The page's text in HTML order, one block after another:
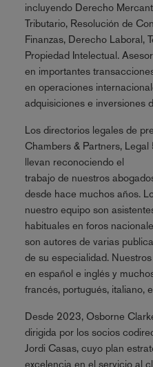
incluyendo Derecho
Tributario, Resolución de
Finanzas, Derecho Laboral,
Propiedad Intelectual.
en importantes
en operaciones
adquisiciones e inversiones
Los directorios legales de
Chambers & Partners,
llevan reconociendo el
trabajo de nuestros
desde hace muchos años.
nuestro equipo son
habituales en foros
son autores de varias
de su especialidad.
en español e inglés y
francés, portugués, italiano,
Desde 2023, Osborne
dirigida por los socios
Jordi Casas, cuyo plan
excelencia en el servicio al